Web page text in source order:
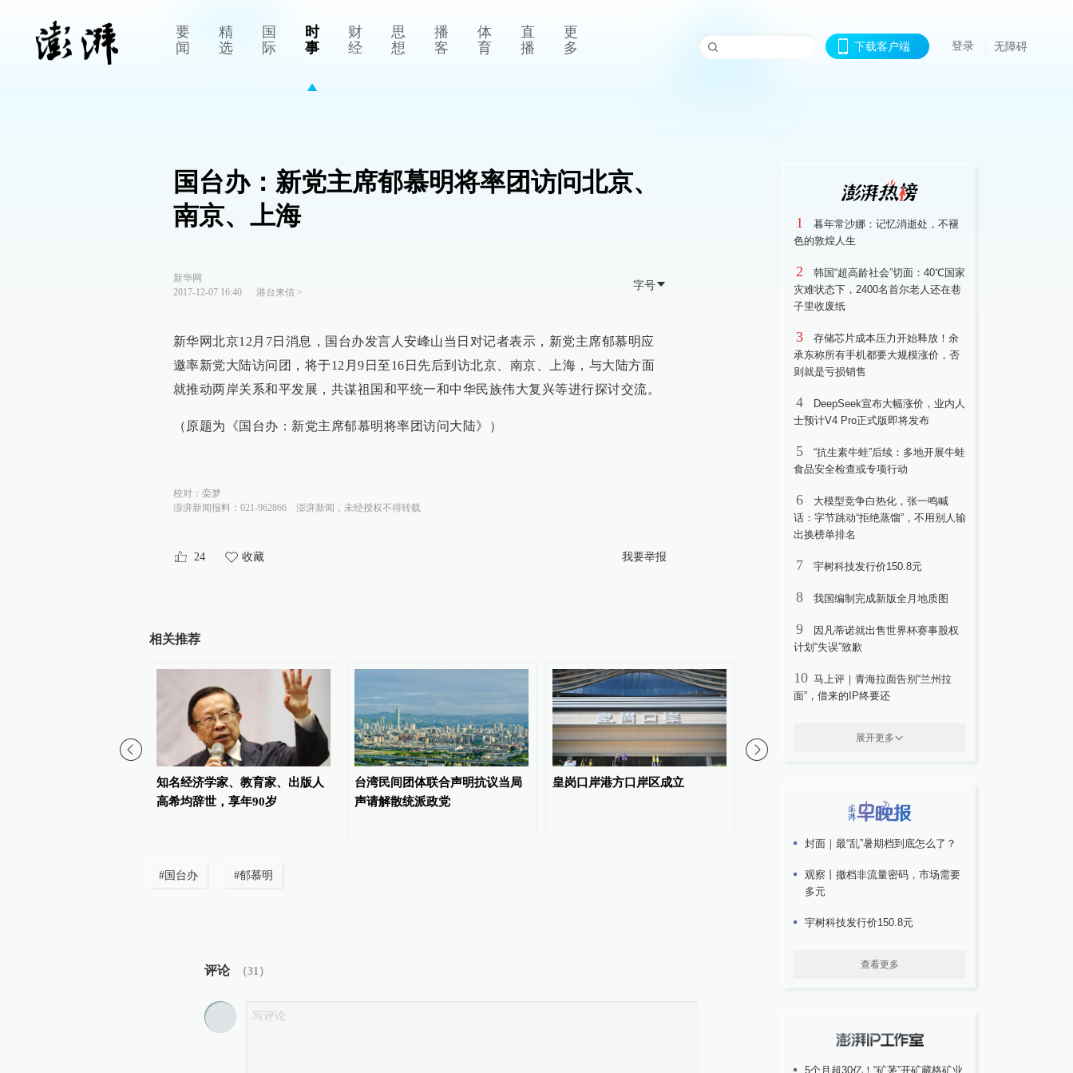
要
闻
精
选
国
际
时
事
财
经
思
想
播
客
体
育
直
播
更
多
下载客户端 登录 无障碍
国台办：新党主席郁慕明将率团访问北京、
南京、上海
新华网
2017-12-07 16:40
港台来信>
字号
新华网北京12月7日消息，国台办发言人安峰山当日对记者表示，新党主席郁慕明应
邀率新党大陆访问团，将于12月9日至16日先后到访北京、南京、上海，与大陆方面
就推动两岸关系和平发展，共谋祖国和平统一和中华民族伟大复兴等进行探讨交流。
（原题为《国台办：新党主席郁慕明将率团访问大陆》）
校对： 栾梦
澎湃新闻报料：021-962866
澎湃新闻，未经授权不得转载
24 收藏 我要举报
相关推荐
知名经济学家、教育家、出版人
高希均辞世，享年90岁
台湾民间团体联合声明抗议当局
声请解散统派政党
皇岗口岸港方口岸区成立
# 国台办 #郁慕明
评论 （31 ）
1
暮年常沙娜：记忆消逝处，不褪
色的敦煌人生
2
韩国“超高龄社会”切面：40℃国家
灾难状态下，2400名首尔老人还在巷
子里收废纸
3
存储芯片成本压力开始释放！余
承东称所有手机都要大规模涨价，否
则就是亏损销售
4
DeepSeek宣布大幅涨价，业内人
士预计V4 Pro正式版即将发布
5
“抗生素牛蛙”后续：多地开展牛蛙
食品安全检查或专项行动
6
大模型竞争白热化，张一鸣喊
话：字节跳动“拒绝蒸馏”，不用别人输
出换榜单排名
7 宇树科技发行价150.8元
8 我国编制完成新版全月地质图
9
因凡蒂诺就出售世界杯赛事股权
计划“失误”致歉
10 马上评｜青海拉面告别“兰州拉
面”，借来的IP终要还
展开更多
封面｜最“乱”暑期档到底怎么了？
观察丨撤档非流量密码，市场需要
多元
宇树科技发行价150.8元
查看更多
5个月超30亿！“矿茅”开矿藏格矿业